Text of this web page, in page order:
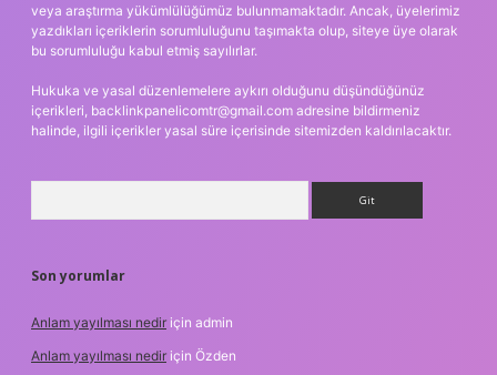
veya araştırma yükümlülüğümüz bulunmamaktadır. Ancak, üyelerimiz
yazdıkları içeriklerin sorumluluğunu taşımakta olup, siteye üye olarak
bu sorumluluğu kabul etmiş sayılırlar.
Hukuka ve yasal düzenlemelere aykırı olduğunu düşündüğünüz
içerikleri, backlinkpanelicomtr@gmail.com adresine bildirmeniz
halinde, ilgili içerikler yasal süre içerisinde sitemizden kaldırılacaktır.
Son yorumlar
Anlam yayılması nedir için admin
Anlam yayılması nedir için Özden